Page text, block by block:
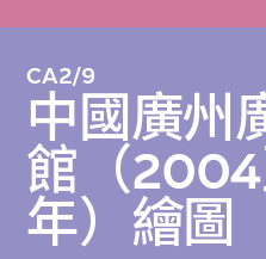
CA2/9
中國廣州
館（
年）繪圖